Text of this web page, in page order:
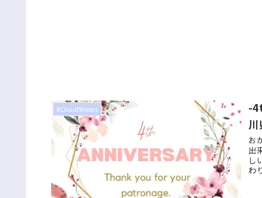
#Cloud9news
-
お
出
し
わ